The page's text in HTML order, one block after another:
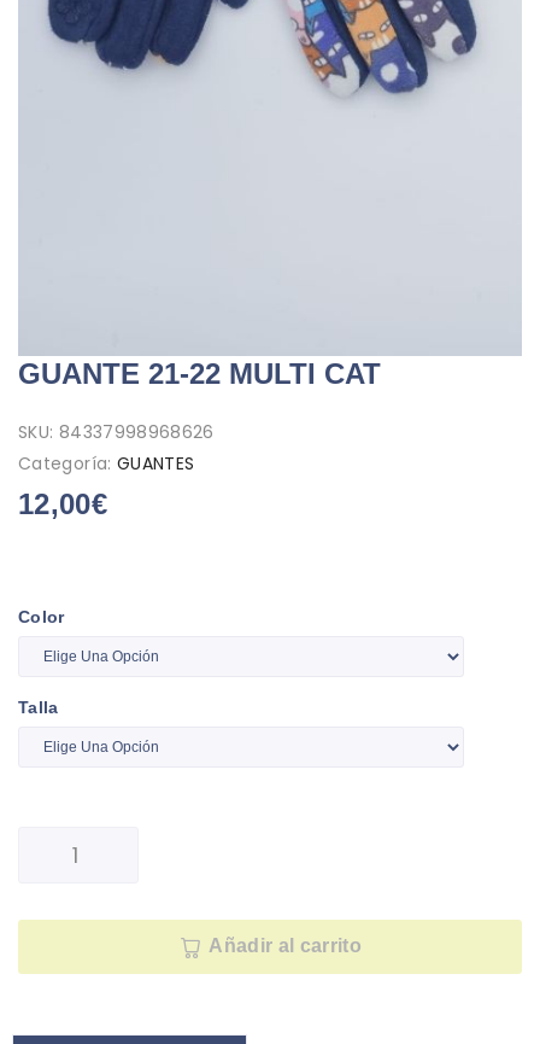
GUANTE 21-22 MULTI CAT
SKU: 84337998968626
Categoría: GUANTES
12,00€
Color
Talla
Añadir al carrito